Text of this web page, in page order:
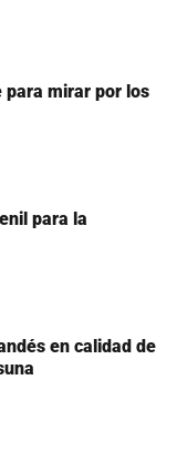
para mirar por los
para la
en calidad de